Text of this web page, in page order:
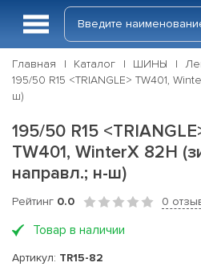
Главная Каталог ШИНЫ
195/50 R15 <TRIANGLE> TW401,
ш)
195/50 R15
TW401, WinterX 82H
направл.; н-ш)
Рейтинг 0.0 0
Товар в наличии
Артикул: TR15-82